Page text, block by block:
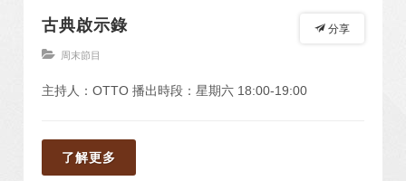
分享
古典啟示錄
周末節目
主持人：OTTO 播出時段：星期六 18:00-19:00
了解更多